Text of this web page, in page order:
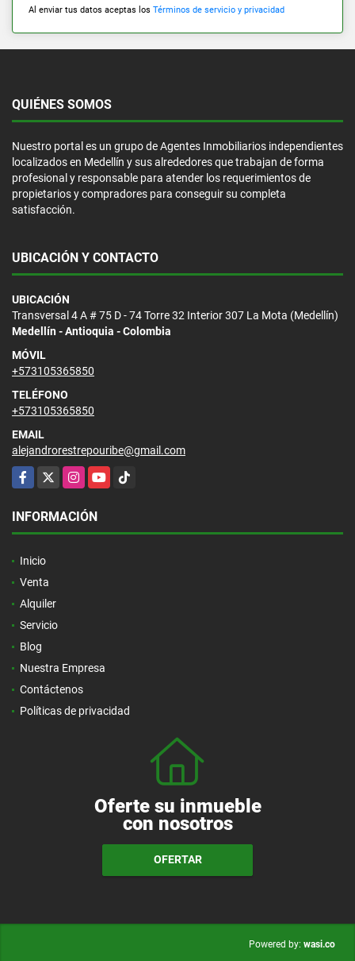
Al enviar tus datos aceptas los Términos de servicio y privacidad
QUIÉNES SOMOS
Nuestro portal es un grupo de Agentes Inmobiliarios independientes
localizados en Medellín y sus alrededores que trabajan de forma
profesional y responsable para atender los requerimientos de
propietarios y compradores para conseguir su completa
satisfacción.
UBICACIÓN Y CONTACTO
UBICACIÓN
Transversal 4 A # 75 D - 74 Torre 32 Interior 307 La Mota (Medellín)
Medellín - Antioquia - Colombia
MÓVIL
+573105365850
TELÉFONO
+573105365850
EMAIL
alejandrorestrepouribe@gmail.com
Facebook
X InstagramYouTubeTikTok
INFORMACIÓN
Inicio
Venta
Alquiler
Servicio
Blog
Nuestra Empresa
Contáctenos
Políticas de privacidad
Oferte su inmueble
con nosotros
OFERTAR
Powered by: wasi.co